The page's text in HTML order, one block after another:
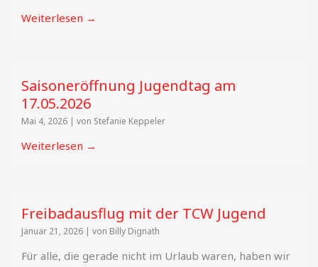
Weiterlesen →
Saisoneröffnung Jugendtag am
17.05.2026
Mai 4, 2026 von Stefanie Keppeler
Weiterlesen →
Freibadausflug mit der TCW Jugend
Januar 21, 2026 von Billy Dignath
Für alle, die gerade nicht im Urlaub waren, haben wir